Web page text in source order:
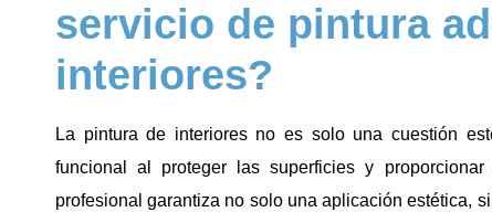
servicio de pintura
interiores?
La pintura de interiores no es solo una cuestión
funcional al proteger las superficies y
profesional garantiza no solo una aplicación estética,